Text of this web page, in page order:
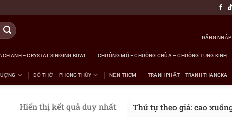
ĐĂNG NHẬP
ANH – CRYSTAL SINGING BOWL CHUÔNG MÕ – CHUÔNG CHÙA – CHUÔNG TỤNG KINH
ĐỒ THỜ – PHONG THỦY NẾN THƠM TRANH PHẬT – TRANH THANGKA
Hiển thị kết quả duy nhất